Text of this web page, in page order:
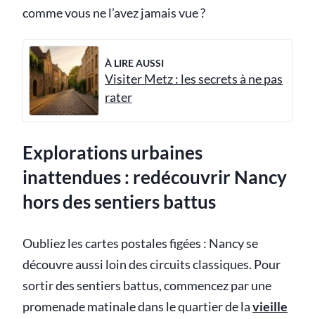
comme vous ne l’avez jamais vue ?
À LIRE AUSSI
Visiter Metz : les secrets à ne pas
rater
Explorations urbaines
inattendues : redécouvrir Nancy
hors des sentiers battus
Oubliez les cartes postales figées : Nancy se
découvre aussi loin des circuits classiques. Pour
sortir des sentiers battus, commencez par une
promenade matinale dans le quartier de lavieille